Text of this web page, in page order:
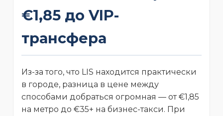
€1,85 до VIP-
трансфера
Из-за того, что LIS находится практически
в городе, разница в цене между
способами добраться огромная — от €1,85
на метро до €35+ на бизнес-такси. При